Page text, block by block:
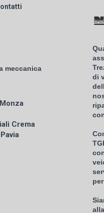
meccanica
Crema
di